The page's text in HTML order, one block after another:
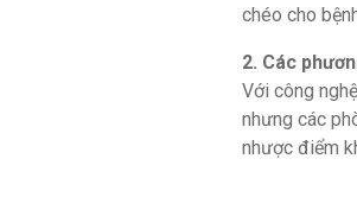
chéo cho
2. Các
Với công
nhưng các
nhược điểm